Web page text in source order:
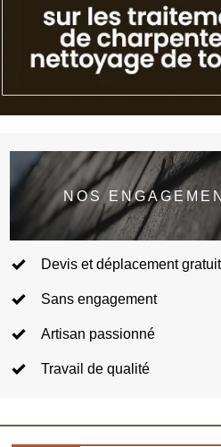
NOS
Devis et déplacement
Sans engagement
Artisan passionné
Travail de qualité